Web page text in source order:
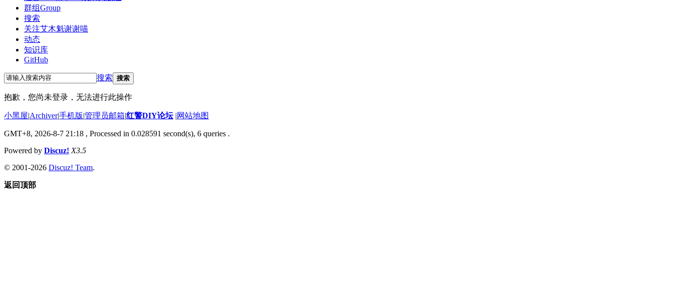
群组Group
搜索
关注艾木魁谢谢喵
动态
知识库
GitHub
搜索 搜索
抱歉，您尚未登录，无法进行此操作
小黑屋|Archiver|手机版|管理员邮箱|红警DIY论坛 |网站地图
GMT+8, 2026-8-7 21:18 , Processed in 0.028591 second(s), 6 queries .
Powered by Discuz! X3.5
© 2001-2026 Discuz! Team.
返回顶部